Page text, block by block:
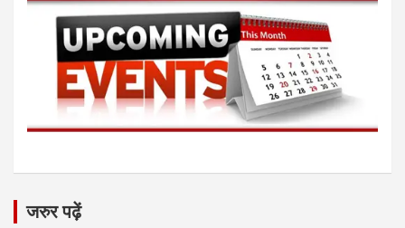
जरुर पढ़ें